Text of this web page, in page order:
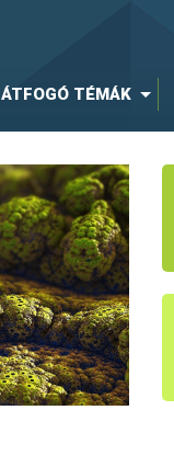
ÁTFOGÓ TÉMÁK